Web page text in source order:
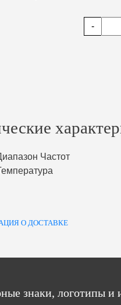
-
Частот
О ДОСТАВКЕ
знаки, логотипы и